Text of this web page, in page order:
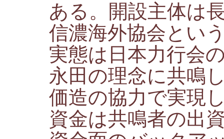
ある。開設主体は
信濃海外協会とい
実態は日本力行会
永田の理念に共鳴
価造の協力で実現
資金は共鳴者の出